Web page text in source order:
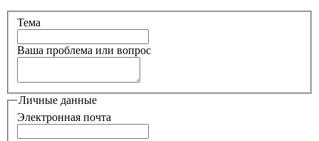
Тема
Ваша проблема или вопрос
Личные данные
Электронная почта